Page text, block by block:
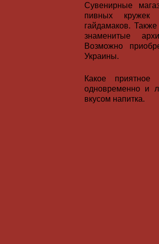
Сувенирные
пивных кружек
гайдамаков.
знаменитые
Возможно
Украины.
Какое приятное
одновременно и
вкусом напитка.